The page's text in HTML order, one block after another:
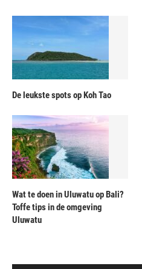
De leukste spots op Koh Tao
Wat te doen in Uluwatu op Bali?
Toffe tips in de omgeving
Uluwatu